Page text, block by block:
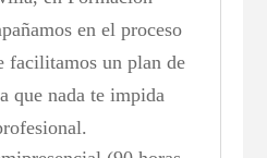
en el proceso
facilitamos un plan de
que nada te impida